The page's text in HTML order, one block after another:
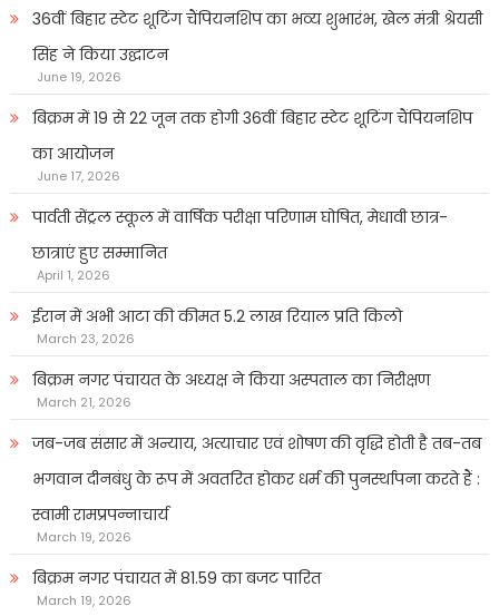
36वीं बिहार स्टेट शूटिंग चैंपियनशिप का भव्य शुभारंभ, खेल मंत्री श्रेयसी
सिंह ने किया उद्घाटन
June 19, 2026
बिक्रम में 19 से 22 जून तक होगी 36वीं बिहार स्टेट शूटिंग चैंपियनशिप
का आयोजन
June 17, 2026
पार्वती सेंट्रल स्कूल में वार्षिक परीक्षा परिणाम घोषित, मेधावी छात्र-
छात्राएं हुए सम्मानित
April 1, 2026
ईरान में अभी आटा की कीमत 5.2 लाख रियाल प्रति किलो
March 23, 2026
बिक्रम नगर पंचायत के अध्यक्ष ने किया अस्पताल का निरीक्षण
March 21, 2026
जब-जब संसार में अन्याय, अत्याचार एवं शोषण की वृद्धि होती है तब-तब
भगवान दीनबंधु के रूप में अवतरित होकर धर्म की पुनर्स्थापना करते हैं :
स्वामी रामप्रपन्नाचार्य
March 19, 2026
बिक्रम नगर पंचायत में 81.59 का बजट पारित
March 19, 2026